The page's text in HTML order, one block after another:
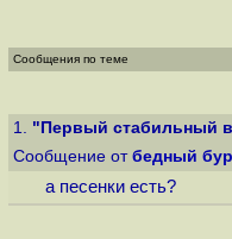
Сообщения по теме
1. "Первый стабильный
Сообщение от бедный
а песенки есть?